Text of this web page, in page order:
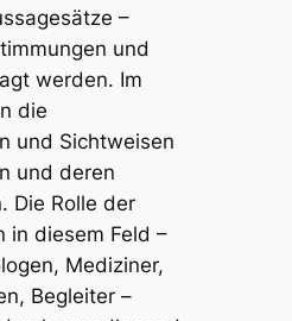
–
und
werden. Im
die
und Sichtweisen
und deren
Die Rolle der
in diesem Feld –
Mediziner,
Begleiter –